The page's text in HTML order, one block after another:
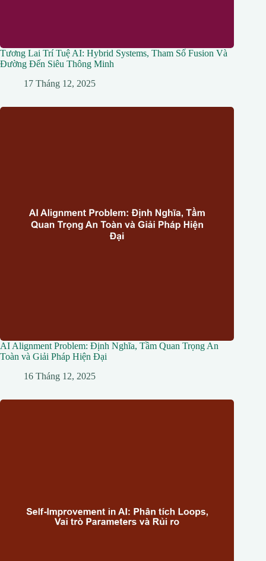
Tương Lai Trí Tuệ AI: Hybrid Systems, Tham Số Fusion Và
Đường Đến Siêu Thông Minh
17 Tháng 12, 2025
AI Alignment Problem: Định Nghĩa, Tầm Quan Trọng An
Toàn và Giải Pháp Hiện Đại
16 Tháng 12, 2025